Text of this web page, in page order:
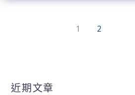
成
1 2
近期文章